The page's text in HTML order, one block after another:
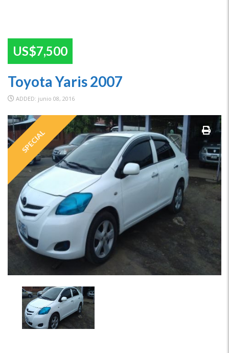
US$7,500
Toyota Yaris 2007
ADDED: junio 08, 2016
SPECIAL